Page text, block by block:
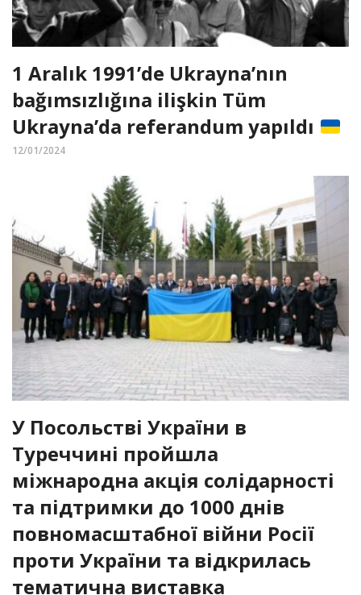
1 Aralık 1991’de Ukrayna’nın
bağımsızlığına ilişkin Tüm
Ukrayna’da referandum yapıldı
12/01/2024
У Посольстві України в
Туреччині пройшла
міжнародна акція солідарності
та підтримки до 1000 днів
повномасштабної війни Росії
проти України та відкрилась
тематична виставка